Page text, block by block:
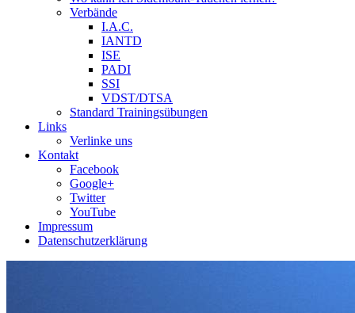
Verbände
I.A.C.
IANTD
ISE
PADI
SSI
VDST/DTSA
Standard Trainingsübungen
Links
Verlinke uns
Kontakt
Facebook
Google+
Twitter
YouTube
Impressum
Datenschutzerklärung